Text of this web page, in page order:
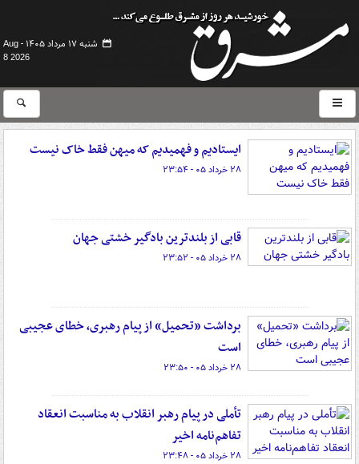
شنبه ۱۷ مرداد ۱۴۰۵ -
Aug
8 2026
ایستادیم و فهمیدیم که میهن فقط خاک نیست
۲۸ خرداد ۰۵ - ۲۳:۵۴
قابی از بلندترین بادگیر خشتی جهان
۲۸ خرداد ۰۵ - ۲۳:۵۲
برداشت «تحمیل» از پیام رهبری، خطای عجیبی
است
۲۸ خرداد ۰۵ - ۲۳:۵۰
تأملی در پیام رهبر انقلاب به مناسبت انعقاد
تفاهم‌نامه اخیر
۲۸ خرداد ۰۵ - ۲۳:۴۸